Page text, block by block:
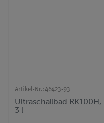
Artikel-Nr.:46423-93
Ultraschallbad RK100H,
3 l